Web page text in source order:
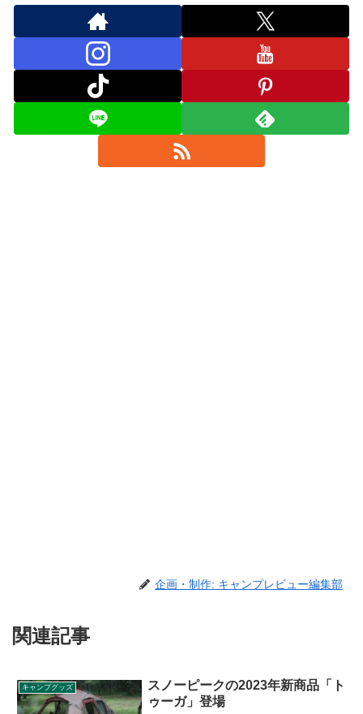
企画・制作: キャンプレビュー編集部
関連記事
キャンプグッズ
スノーピークの2023年新商品「ト
ゥーガ」登場